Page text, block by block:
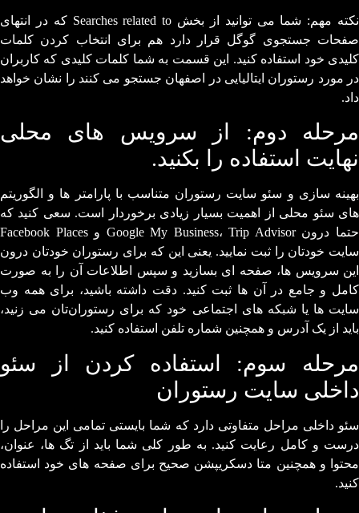
نکته مهم: شما می توانید از بخش Searches related to که در انتهای
صفحات جستجوی گوگل قرار دارد هم برای انتخاب کردن کلمات
کلیدی خود استفاده کنید. این قسمت به شما کلمات کلیدی که کاربران
در مورد رستوران ایتالیایی در اصفهان جستجو می کنند را نشان خواهد
داد.
مرحله دوم: از سرویس های محلی
نهایت استفاده را بکنید.
بهینه سازی و سئو سایت رستوران متناسب با پارامتر ها و الگوریتم
های سئو محلی از اهمیت بسیار زیادی برخوردار است. سعی کنید که
حتما درون Google My Business، Trip Advisor و Facebook Places
سایت خودتان را ثبت نمایید. یعنی این که برای رستوران خودتان درون
این سرویس ها، صفحه ای بسازید و سپس اطلاعات آن را به صورت
کامل و جامع در آن ها ثبت کنید. دقت داشته باشید، برای همه وب
سایت ها یا شبکه های اجتماعی خود که برای رستوران‌تان می زنید،
باید از یک آدرس و همچنین شماره تلفن استفاده کنید.
مرحله سوم: استفاده کردن از سئو
داخلی سایت رستوران
سئو داخلی مراحل متفاوتی دارد که شما بایستی تمامی این مراحل را
درست و کامل رعایت کنید. به طور کلی شما باید از تگ ها، عنوان،
محتوا و همچنین متا دسکریپشن صحیح برای صفحه های خود استفاده
کنید.